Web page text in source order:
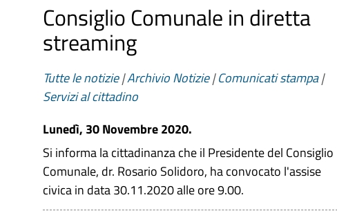
Consiglio Comunale in diretta
streaming
Tutte le notizie|Archivio Notizie|Comunicati stampa|
Servizi al cittadino
Lunedì, 30 Novembre 2020.
Si informa la cittadinanza che il Presidente del Consiglio
Comunale, dr. Rosario Solidoro, ha convocato l'assise
civica in data 30.11.2020 alle ore 9.00.